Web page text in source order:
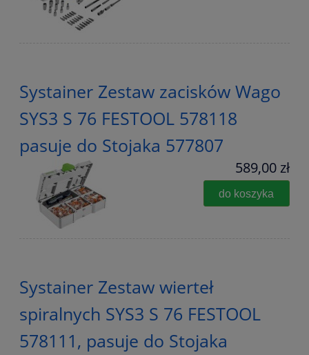
Systainer Zestaw zacisków Wago
SYS3 S 76 FESTOOL 578118
pasuje do Stojaka 577807
589,00 zł
do koszyka
Systainer Zestaw wierteł
spiralnych SYS3 S 76 FESTOOL
578111, pasuje do Stojaka